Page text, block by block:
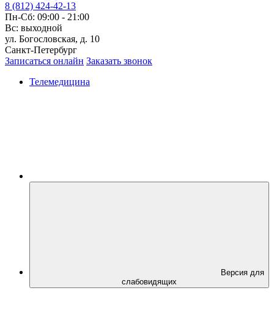
8 (812) 424-42-13
Пн-Сб: 09:00 - 21:00
Вс: выходной
ул. Богословская, д. 10
Санкт-Петербург
Записаться онлайн Заказать звонок
Телемедицина
Версия для
слабовидящих